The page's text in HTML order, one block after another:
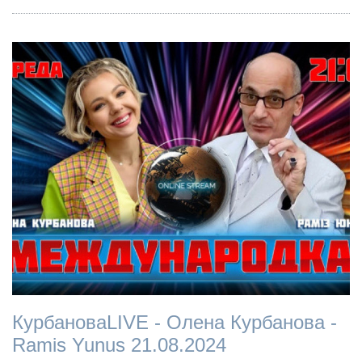
КурбановаLIVE - Олена Курбанова -
Ramis Yunus 21.08.2024